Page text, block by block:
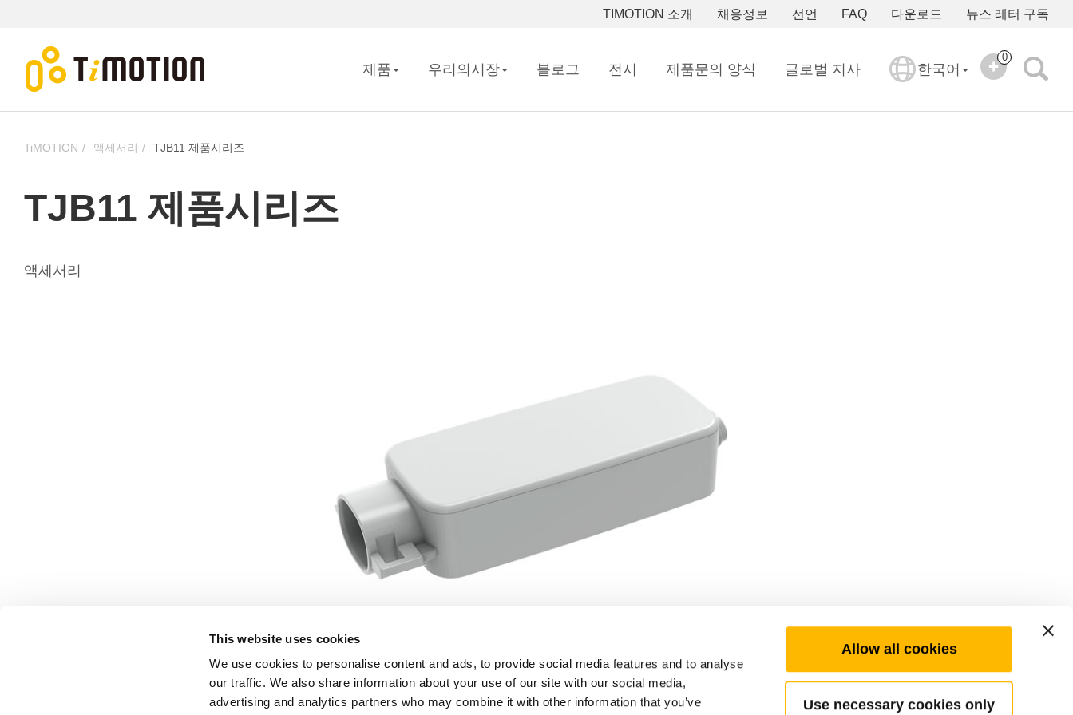
This website uses cookies
We use cookies to personalise content and ads, to provide social media features and to analyse
our traffic. We also share information about your use of our site with our social media,
advertising and analytics partners who may combine it with other information that you’ve
Allow all cookies
Use necessary cookies only
뉴스 레터 구독
다운로드
FAQ
선언
채용정보
TIMOTION 소개
제품 우리의시장 블로그 전시 제품문의 양식 글로벌 지사 한국어
0
TiMOTION 액세서리 TJB11 제품시리즈
TJB11 제품시리즈
액세서리